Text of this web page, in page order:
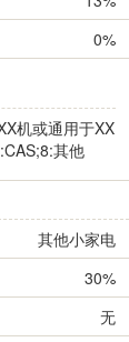
0%
机或通用于XX
其他
其他小家电
30%
无